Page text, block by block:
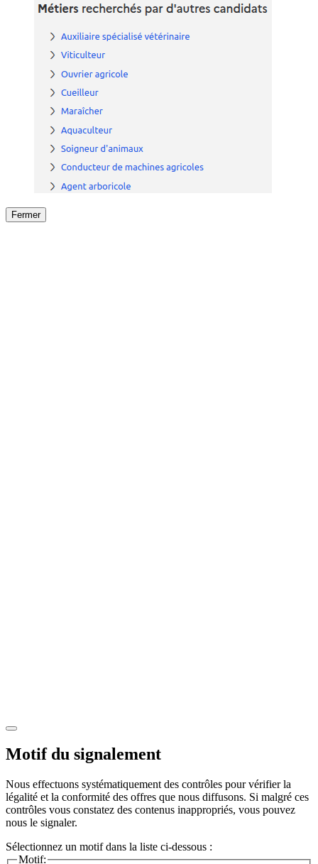
Fermer
Motif du signalement
Nous effectuons systématiquement des contrôles pour vérifier la
légalité et la conformité des offres que nous diffusons. Si malgré ces
contrôles vous constatez des contenus inappropriés, vous pouvez
nous le signaler.
Sélectionnez un motif dans la liste ci-dessous :
Motif: